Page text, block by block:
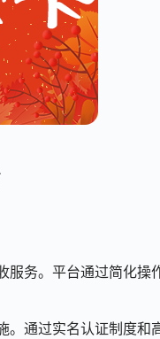
务。平台通过简化操
通过实名认证制度和